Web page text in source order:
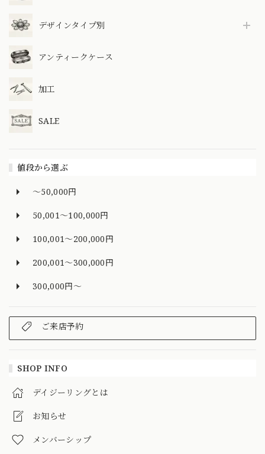
デザインタイプ別
アンティークケース
加工
SALE
値段から選ぶ
～50,000円
50,001～100,000円
100,001～200,000円
200,001～300,000円
300,000円～
ご来店予約
SHOP INFO
デイジーリングとは
お知らせ
メンバーシップ